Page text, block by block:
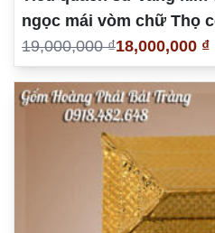
ngọc mái vòm chữ Thọ
19,000,000 ₫18,000,000 ₫